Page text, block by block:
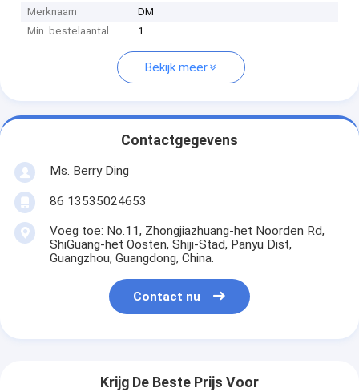
Merknaam
DM
Min. bestelaantal
1
Bekijk meer
Contactgegevens
Ms. Berry Ding
86 13535024653
Voeg toe: No.11, Zhongjiazhuang-het Noorden Rd,
ShiGuang-het Oosten, Shiji-Stad, Panyu Dist,
Guangzhou, Guangdong, China.
Contact nu
Krijg De Beste Prijs Voor